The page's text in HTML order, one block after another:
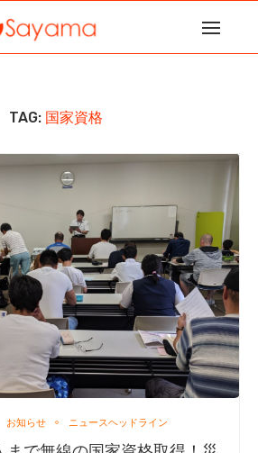
TAG: 国家資格
お知らせ ニュースヘッドライン